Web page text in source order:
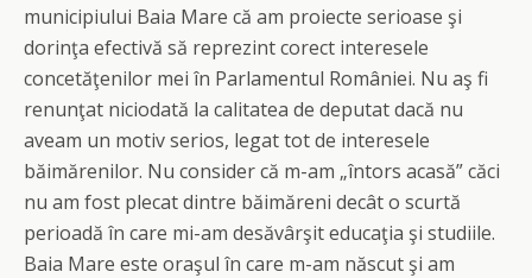
municipiului Baia Mare că am proiecte serioase şi
dorinţa efectivă să reprezint corect interesele
concetăţenilor mei în Parlamentul României. Nu aş fi
renunţat niciodată la calitatea de deputat dacă nu
aveam un motiv serios, legat tot de interesele
băimărenilor. Nu consider că m-am „întors acasă” căci
nu am fost plecat dintre băimăreni decât o scurtă
perioadă în care mi-am desăvârşit educaţia şi studiile.
Baia Mare este oraşul în care m-am născut şi am